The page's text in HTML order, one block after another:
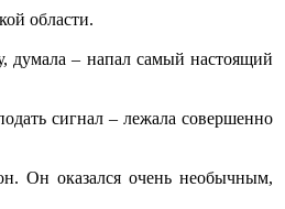
области.
думала – напал самый настоящий
сигнал – лежала совершенно
Он оказался очень необычным,